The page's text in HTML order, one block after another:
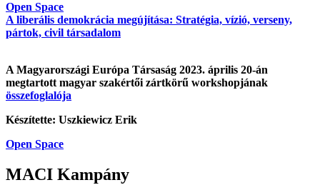
Open Space
A liberális demokrácia megújítása: Stratégia, vízió, verseny,
pártok, civil társadalom
A Magyarországi Európa Társaság 2023. április 20-án
megtartott magyar szakértői zártkörű workshopjának
összefoglalója
Készítette: Uszkiewicz Erik
Open Space
MACI Kampány